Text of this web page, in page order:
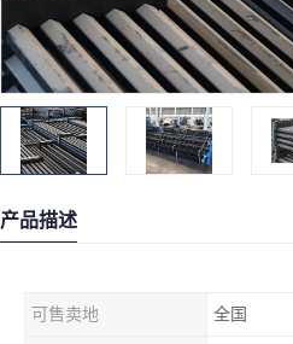
产品描述
可售卖地 全国